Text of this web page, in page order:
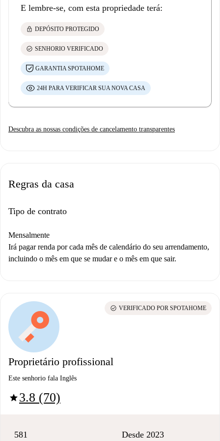
E lembre-se, com esta propriedade terá:
lock DEPÓSITO PROTEGIDO
check_circle SENHORIO VERIFICADO
GARANTIA SPOTAHOME
24H PARA VERIFICAR SUA NOVA CASA
Descubra as nossas condições de cancelamento transparentes
Regras da casa
Tipo de contrato
Mensalmente
Irá pagar renda por cada mês de calendário do seu arrendamento,
incluindo o mês em que se mudar e o mês em que sair.
Proprietário profissional
Este senhorio fala Inglês
star3.8 (70)
check_circle VERIFICADO POR SPOTAHOME
581 Desde 2023